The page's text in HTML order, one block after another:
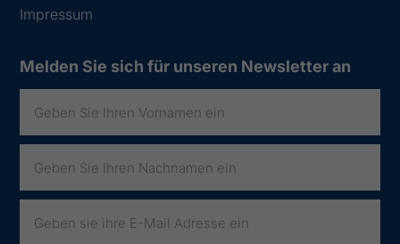
Impressum
Melden Sie sich für unseren Newsletter an